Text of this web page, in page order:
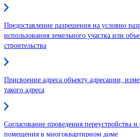
Предоставление разрешения на условно
использования земельного участка или
строительства
Присвоение адреса объекту адресации,
такого адреса
Согласование проведения переустройства
помещения в многоквартирном доме